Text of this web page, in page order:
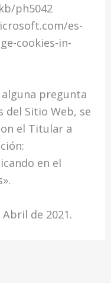
ph5042
es-
cookies-in-
pregunta
del Sitio Web, se
el Titular a
en el
de 2021.